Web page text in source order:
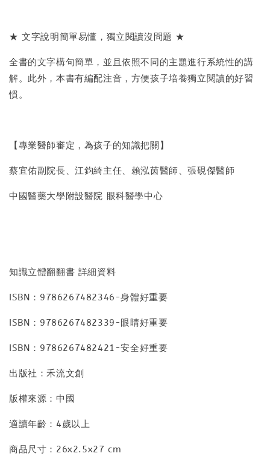
★ 文字說明簡單易懂，獨立閱讀沒問題 ★
全書的文字構句簡單，並且依照不同的主題進行系統性的講
解。此外，本書有編配注音，方便孩子培養獨立閱讀的好習
慣。
【專業醫師審定，為孩子的知識把關】
蔡宜佑副院長、江鈞綺主任、賴泓茵醫師、張硯傑醫師
中國醫藥大學附設醫院 眼科醫學中心
知識立體翻翻書 詳細資料
ISBN：9786267482346-身體好重要
ISBN：9786267482339-眼睛好重要
ISBN：9786267482421-安全好重要
出版社：禾流文創
版權來源：中國
適讀年齡：4歲以上
商品尺寸：26x2.5x27 cm